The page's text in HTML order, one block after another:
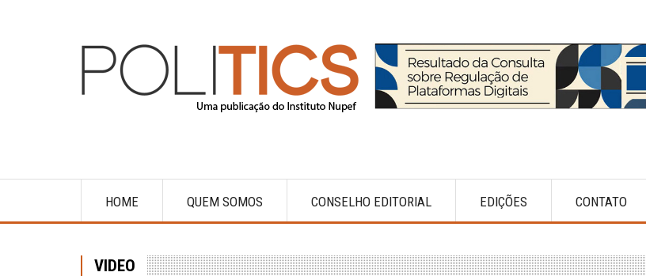
Main
navigation
HOME QUEM SOMOS CONSELHO EDITORIAL EDIÇÕES CONTATO
VIDEO